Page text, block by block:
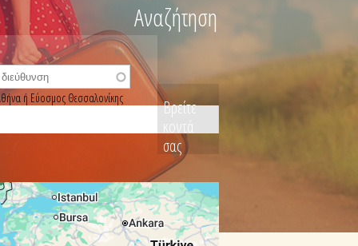
Αναζήτηση
ή Εύοσμος Θεσσαλονίκης
Βρείτε
κοντά
σας